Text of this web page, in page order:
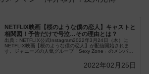
NETFLIX映画【桜のような僕の恋人】キャストと
相関図！予告だけで号泣…その理由とは？
出典：NETFLIX公式Instagram2022年3月24日（木）に
NETFLIX映画【桜のような僕の恋人】が配信開始されま
す。ジャニーズの人気グループ「Sexy Zone」のメンバー
2022年02月25日